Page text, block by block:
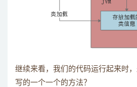
继续来看，我们的代码运行起来时
写的一个一个的方法？